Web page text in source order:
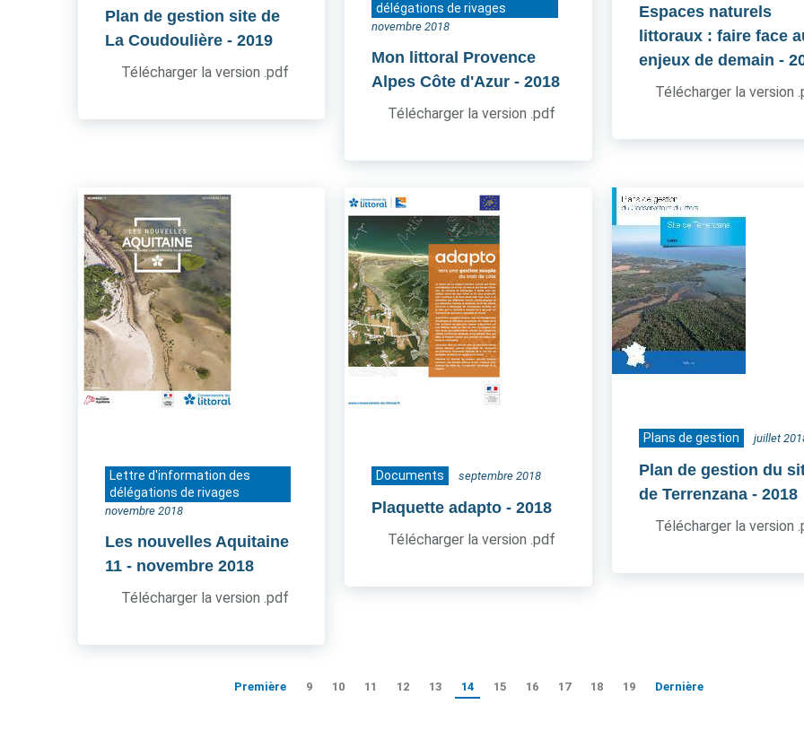
Plan de gestion site de
La Coudoulière - 2019
Télécharger la version .pdf
délégations de rivages
novembre 2018
Mon littoral Provence
Alpes Côte d'Azur - 2018
Télécharger la version .pdf
Espaces naturels
littoraux : faire face
enjeux de demain -
Télécharger la version
Lettre d'information des
délégations de rivages
novembre 2018
Les nouvelles Aquitaine
11 - novembre 2018
Télécharger la version .pdf
Documents septembre 2018
Plaquette adapto - 2018
Télécharger la version .pdf
Plans de gestion juillet
Plan de gestion du
de Terrenzana - 2018
Télécharger la version
Première 9 10 11 12 13 14 15 16 17 18 19 Dernière